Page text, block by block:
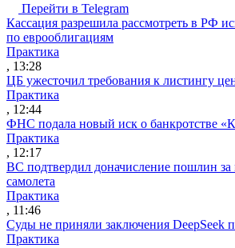
Перейти в Telegram
Кассация разрешила рассмотреть в РФ
по еврооблигациям
Практика
, 13:28
ЦБ ужесточил требования к листингу
Практика
, 12:44
ФНС подала новый иск о банкротстве
Практика
, 12:17
ВС подтвердил доначисление пошлин
самолета
Практика
, 11:46
Суды не приняли заключения DeepSeek
Практика